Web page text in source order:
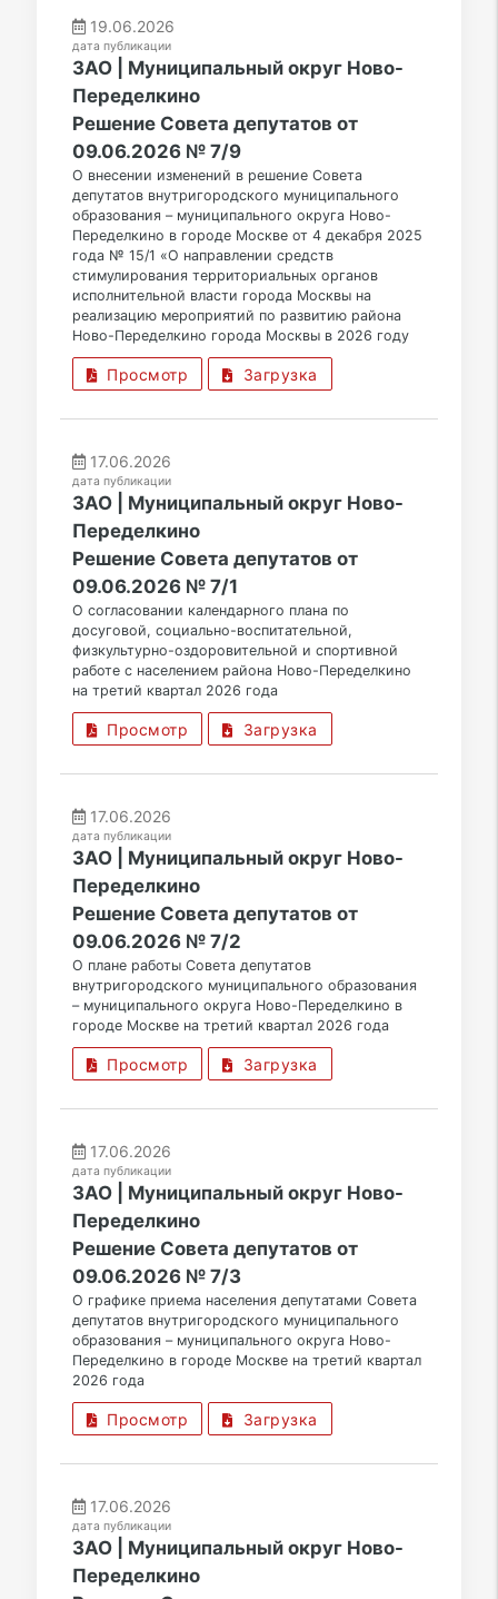
19.06.2026
дата публикации
ЗАО | Муниципальный округ Ново-
Переделкино
Решение Совета депутатов от
09.06.2026 № 7/9
О внесении изменений в решение Совета
депутатов внутригородского муниципального
образования – муниципального округа Ново-
Переделкино в городе Москве от 4 декабря 2025
года № 15/1 «О направлении средств
стимулирования территориальных органов
исполнительной власти города Москвы на
реализацию мероприятий по развитию района
Ново-Переделкино города Москвы в 2026 году
Просмотр Загрузка
17.06.2026
дата публикации
ЗАО | Муниципальный округ Ново-
Переделкино
Решение Совета депутатов от
09.06.2026 № 7/1
О согласовании календарного плана по
досуговой, социально-воспитательной,
физкультурно-оздоровительной и спортивной
работе с населением района Ново-Переделкино
на третий квартал 2026 года
Просмотр Загрузка
17.06.2026
дата публикации
ЗАО | Муниципальный округ Ново-
Переделкино
Решение Совета депутатов от
09.06.2026 № 7/2
О плане работы Совета депутатов
внутригородского муниципального образования
– муниципального округа Ново-Переделкино в
городе Москве на третий квартал 2026 года
Просмотр Загрузка
17.06.2026
дата публикации
ЗАО | Муниципальный округ Ново-
Переделкино
Решение Совета депутатов от
09.06.2026 № 7/3
О графике приема населения депутатами Совета
депутатов внутригородского муниципального
образования – муниципального округа Ново-
Переделкино в городе Москве на третий квартал
2026 года
Просмотр Загрузка
17.06.2026
дата публикации
ЗАО | Муниципальный округ Ново-
Переделкино